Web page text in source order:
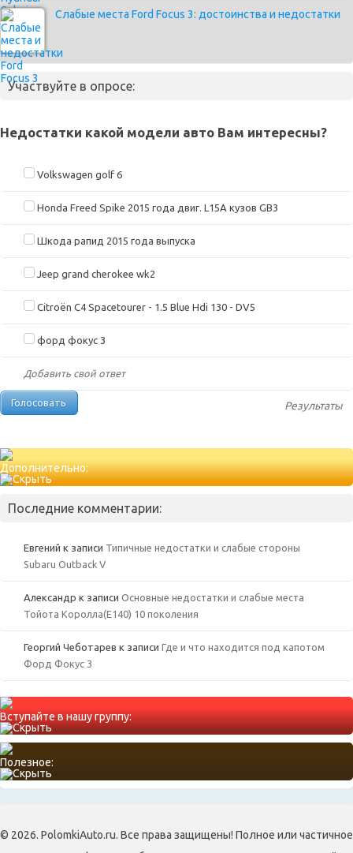
Слабые места Ford Focus 3: достоинства и недостатки
Участвуйте в опросе:
Недостатки какой модели авто Вам интересны?
Volkswagen golf 6
Honda Freed Spike 2015 года двиг. L15A кузов GB3
Шкода рапид 2015 года выпуска
Jeep grand cherokee wk2
Citroën C4 Spacetourer - 1.5 Blue Hdi 130 - DV5
форд фокус 3
Добавить свой ответ
Результаты
Дополнительно:
Последние комментарии:
Евгений к записи Типичные недостатки и слабые стороны
Subaru Outback V
Александр к записи Основные недостатки и слабые места
Тойота Королла(Е140) 10 поколения
Георгий Чеботарев к записи Где и что находится под капотом
Форд Фокус 3
Вступайте в нашу группу:
Полезное:
© 2026. PolomkiAuto.ru. Все права защищены! Полное или частичное